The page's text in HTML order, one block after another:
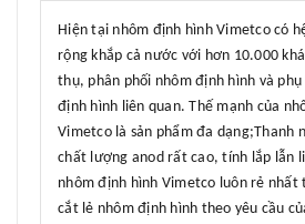
Hiện tại nhôm định hình Vimetco có
rộng khắp cả nước với hơn 10.000
thụ, phân phối nhôm định hình và
định hình liên quan. Thế mạnh của
Vimetco là sản phẩm đa dạng;Thanh
chất lượng anod rất cao, tính lắp lẫn
nhôm định hình Vimetco luôn rẻ
cắt lẻ nhôm định hình theo yêu cầu